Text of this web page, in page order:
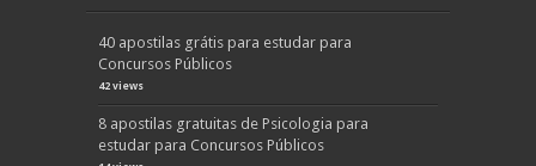
40 apostilas grátis para estudar para
Concursos Públicos
42 views
8 apostilas gratuitas de Psicologia para
estudar para Concursos Públicos